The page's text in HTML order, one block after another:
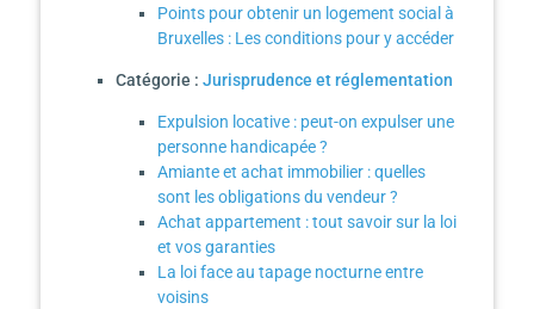
Points pour obtenir un logement social à
Bruxelles : Les conditions pour y accéder
Catégorie : Jurisprudence et réglementation
Expulsion locative : peut-on expulser une
personne handicapée ?
Amiante et achat immobilier : quelles
sont les obligations du vendeur ?
Achat appartement : tout savoir sur la loi
et vos garanties
La loi face au tapage nocturne entre
voisins